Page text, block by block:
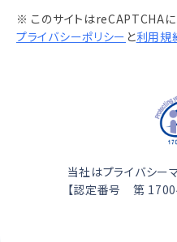
※ このサイトはreCAPTCHAに
プライバシーポリシー と利用規
当社はプライバシー
【認定番号 第